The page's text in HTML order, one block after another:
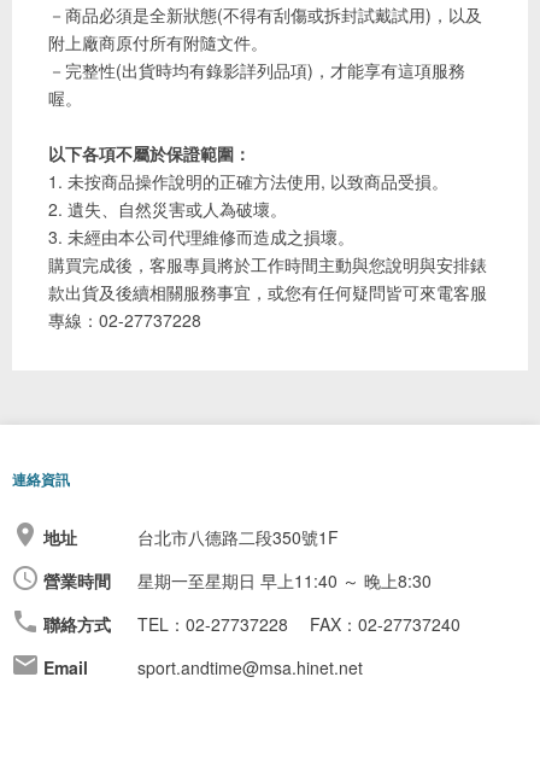
－商品必須是全新狀態(不得有刮傷或拆封試戴試用)，以及
附上廠商原付所有附隨文件。
－完整性(出貨時均有錄影詳列品項)，才能享有這項服務
喔。
以下各項不屬於保證範圍：
1. 未按商品操作說明的正確方法使用, 以致商品受損。
2. 遺失、自然災害或人為破壞。
3. 未經由本公司代理維修而造成之損壞。
購買完成後，客服專員將於工作時間主動與您說明與安排錶
款出貨及後續相關服務事宜，或您有任何疑問皆可來電客服
專線：02-27737228
連絡資訊
地址
台北市八德路二段350號1F
營業時間
星期一至星期日 早上11:40 ～ 晚上8:30
聯絡方式
TEL：02-27737228
FAX：02-27737240
Email
sport.andtime@msa.hinet.net